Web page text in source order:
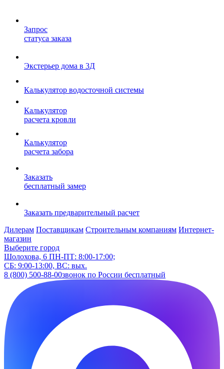
Запрос
статуса заказа
Экстерьер дома в 3Д
Калькулятор водосточной системы
Калькулятор
расчета кровли
Калькулятор
расчета забора
Заказать
бесплатный замер
Заказать предварительный расчет
Дилерам Поставщикам Строительным компаниям Интернет-
магазин
Выберите город
Шолохова, 6 ПН-ПТ: 8:00-17:00;
СБ: 9:00-13:00, ВС: вых.
8 (800) 500-88-00звонок по России бесплатный